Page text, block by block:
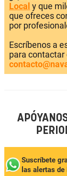
Local y que
que ofreces
por
Escríbenos a
para contactar
Suscríbete
las alertas